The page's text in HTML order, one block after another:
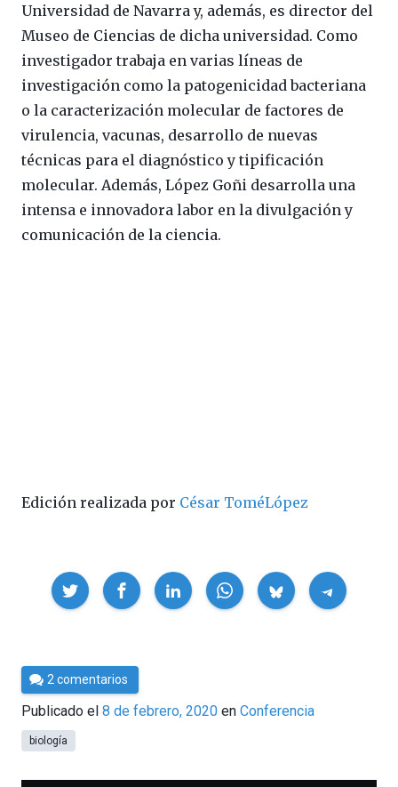
Universidad de Navarra y, además, es director del
Museo de Ciencias de dicha universidad. Como
investigador trabaja en varias líneas de
investigación como la patogenicidad bacteriana
o la caracterización molecular de factores de
virulencia, vacunas, desarrollo de nuevas
técnicas para el diagnóstico y tipificación
molecular. Además, López Goñi desarrolla una
intensa e innovadora labor en la divulgación y
comunicación de la ciencia.
Edición realizada por César ToméLópez
Compartir
Por
César
Tomé
2 comentarios
Publicado el 8 de febrero, 2020 en Conferencia
biología